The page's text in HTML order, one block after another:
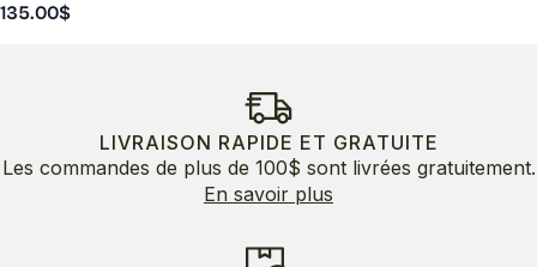
135.00$
LIVRAISON RAPIDE ET GRATUITE
Les commandes de plus de 100$ sont livrées gratuitement.
En savoir plus